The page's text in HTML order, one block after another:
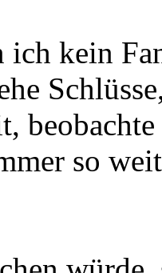
kein
so